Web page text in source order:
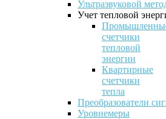
Ультразвуковой
Учет тепловой
счетчики
тепловой
энергии
Квартирные
счетчики
тепла
Преобразователи
Уровнемеры